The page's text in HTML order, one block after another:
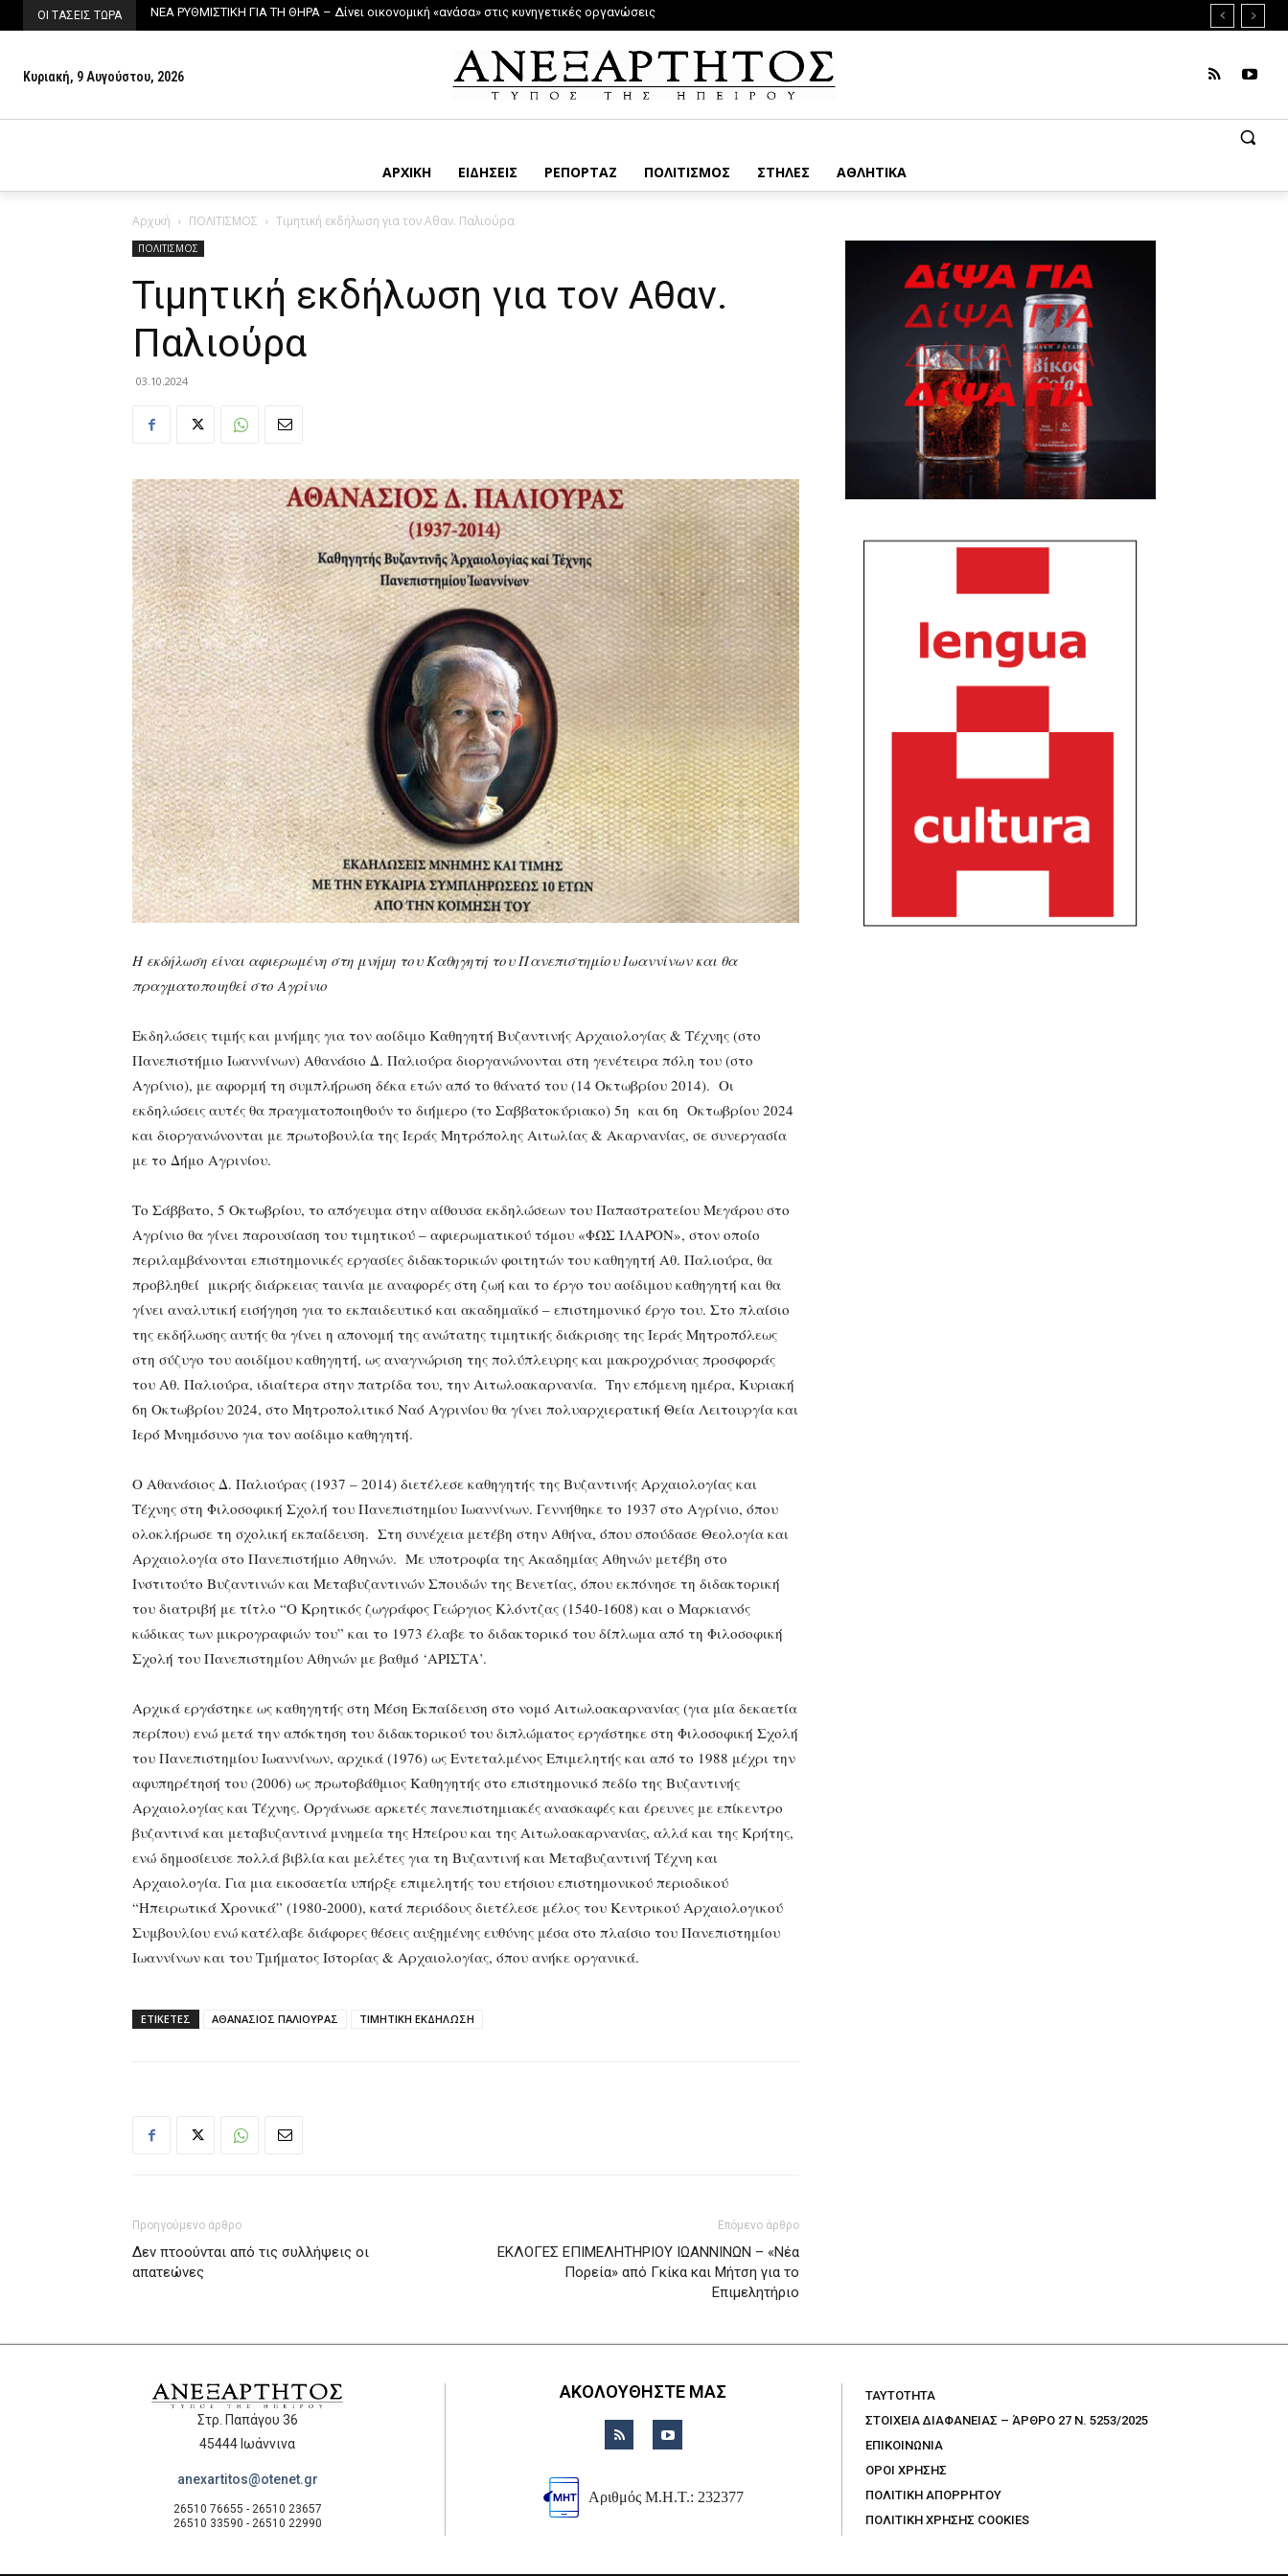
ΟΙ ΤΑΣΕΙΣ ΤΩΡΑ ΝΕΑ ΡΥΘΜΙΣΤΙΚΗ ΓΙΑ ΤΗ ΘΗΡΑ – Δίνει οικονομική «ανάσα» στις κυνηγετικές οργανώσεις
Κυριακή, 9 Αυγούστου, 2026
ΑΡΧΙΚΗ ΕΙΔΗΣΕΙΣ ΡΕΠΟΡΤΑΖ ΠΟΛΙΤΙΣΜΟΣ ΣΤΗΛΕΣ ΑΘΛΗΤΙΚΑ
Αρχική ΠΟΛΙΤΙΣΜΟΣ Τιμητική εκδήλωση για τον Αθαν. Παλιούρα
ΠΟΛΙΤΙΣΜΟΣ
Τιμητική εκδήλωση για τον Αθαν.
Παλιούρα
03.10.2024
Η εκδήλωση είναι αφιερωμένη στη μνήμη του Καθηγητή του Πανεπιστημίου Ιωαννίνων και θα
πραγματοποιηθεί στο Αγρίνιο
Εκδηλώσεις τιμής και μνήμης για τον αοίδιμο Καθηγητή Βυζαντινής Αρχαιολογίας & Τέχνης (στο
Πανεπιστήμιο Ιωαννίνων) Αθανάσιο Δ. Παλιούρα διοργανώνονται στη γενέτειρα πόλη του (στο
Αγρίνιο), με αφορμή τη συμπλήρωση δέκα ετών από το θάνατό του (14 Οκτωβρίου 2014). Οι
εκδηλώσεις αυτές θα πραγματοποιηθούν το διήμερο (το Σαββατοκύριακο) 5η και 6η Οκτωβρίου 2024
και διοργανώνονται με πρωτοβουλία της Ιεράς Μητρόπολης Αιτωλίας & Ακαρνανίας, σε συνεργασία
με το Δήμο Αγρινίου.
Το Σάββατο, 5 Οκτωβρίου, το απόγευμα στην αίθουσα εκδηλώσεων του Παπαστρατείου Μεγάρου στο
Αγρίνιο θα γίνει παρουσίαση του τιμητικού – αφιερωματικού τόμου «ΦΩΣ ΙΛΑΡΟΝ», στον οποίο
περιλαμβάνονται επιστημονικές εργασίες διδακτορικών φοιτητών του καθηγητή Αθ. Παλιούρα, θα
προβληθεί μικρής διάρκειας ταινία με αναφορές στη ζωή και το έργο του αοίδιμου καθηγητή και θα
γίνει αναλυτική εισήγηση για το εκπαιδευτικό και ακαδημαϊκό – επιστημονικό έργο του. Στο πλαίσιο
της εκδήλωσης αυτής θα γίνει η απονομή της ανώτατης τιμητικής διάκρισης της Ιεράς Μητροπόλεως
στη σύζυγο του αοιδίμου καθηγητή, ως αναγνώριση της πολύπλευρης και μακροχρόνιας προσφοράς
του Αθ. Παλιούρα, ιδιαίτερα στην πατρίδα του, την Αιτωλοακαρνανία. Την επόμενη ημέρα, Κυριακή
6η Οκτωβρίου 2024, στο Μητροπολιτικό Ναό Αγρινίου θα γίνει πολυαρχιερατική Θεία Λειτουργία και
Ιερό Μνημόσυνο για τον αοίδιμο καθηγητή.
Ο Αθανάσιος Δ. Παλιούρας (1937 – 2014) διετέλεσε καθηγητής της Βυζαντινής Αρχαιολογίας και
Τέχνης στη Φιλοσοφική Σχολή του Πανεπιστημίου Ιωαννίνων. Γεννήθηκε το 1937 στο Αγρίνιο, όπου
ολοκλήρωσε τη σχολική εκπαίδευση. Στη συνέχεια μετέβη στην Αθήνα, όπου σπούδασε Θεολογία και
Αρχαιολογία στο Πανεπιστήμιο Αθηνών. Με υποτροφία της Ακαδημίας Αθηνών μετέβη στο
Ινστιτούτο Βυζαντινών και Μεταβυζαντινών Σπουδών της Βενετίας, όπου εκπόνησε τη διδακτορική
του διατριβή με τίτλο “Ο Κρητικός ζωγράφος Γεώργιος Κλόντζας (1540-1608) και ο Μαρκιανός
κώδικας των μικρογραφιών του” και το 1973 έλαβε το διδακτορικό του δίπλωμα από τη Φιλοσοφική
Σχολή του Πανεπιστημίου Αθηνών με βαθμό ‘ΑΡΙΣΤΑ’.
Αρχικά εργάστηκε ως καθηγητής στη Μέση Εκπαίδευση στο νομό Αιτωλοακαρνανίας (για μία δεκαετία
περίπου) ενώ μετά την απόκτηση του διδακτορικού του διπλώματος εργάστηκε στη Φιλοσοφική Σχολή
του Πανεπιστημίου Ιωαννίνων, αρχικά (1976) ως Εντεταλμένος Επιμελητής και από το 1988 μέχρι την
αφυπηρέτησή του (2006) ως πρωτοβάθμιος Καθηγητής στο επιστημονικό πεδίο της Βυζαντινής
Αρχαιολογίας και Τέχνης. Οργάνωσε αρκετές πανεπιστημιακές ανασκαφές και έρευνες με επίκεντρο
βυζαντινά και μεταβυζαντινά μνημεία της Ηπείρου και της Αιτωλοακαρνανίας, αλλά και της Κρήτης,
ενώ δημοσίευσε πολλά βιβλία και μελέτες για τη Βυζαντινή και Μεταβυζαντινή Τέχνη και
Αρχαιολογία. Για μια εικοσαετία υπήρξε επιμελητής του ετήσιου επιστημονικού περιοδικού
“Ηπειρωτικά Χρονικά” (1980-2000), κατά περιόδους διετέλεσε μέλος του Κεντρικού Αρχαιολογικού
Συμβουλίου ενώ κατέλαβε διάφορες θέσεις αυξημένης ευθύνης μέσα στο πλαίσιο του Πανεπιστημίου
Ιωαννίνων και του Τμήματος Ιστορίας & Αρχαιολογίας, όπου ανήκε οργανικά.
ΕΤΙΚΕΤΕΣ ΑΘΑΝΑΣΙΟΣ ΠΑΛΙΟΥΡΑΣ ΤΙΜΗΤΙΚΗ ΕΚΔΗΛΩΣΗ
Προηγούμενο άρθρο
Δεν πτοούνται από τις συλλήψεις οι
απατεώνες
Επόμενο άρθρο
ΕΚΛΟΓΕΣ ΕΠΙΜΕΛΗΤΗΡΙΟΥ ΙΩΑΝΝΙΝΩΝ – «Νέα
Πορεία» από Γκίκα και Μήτση για το
Επιμελητήριο
Στρ. Παπάγου 36
45444 Ιωάννινα
anexartitos@otenet.gr
26510 76655 - 26510 23657
26510 33590 - 26510 22990
ΑΚΟΛΟΥΘΗΣΤΕ ΜΑΣ
Αριθμός Μ.Η.Τ.: 232377
TAYTOTHTA
ΣΤΟΙΧΕΙΑ ΔΙΑΦΑΝΕΙΑΣ – ΆΡΘΡΟ 27 Ν. 5253/2025
ΕΠΙΚΟΙΝΩΝΙΑ
ΟΡΟΙ ΧΡΗΣΗΣ
ΠΟΛΙΤΙΚΗ ΑΠΟΡΡΗΤΟΥ
ΠΟΛΙΤΙΚΗ ΧΡΗΣΗΣ COOKIES